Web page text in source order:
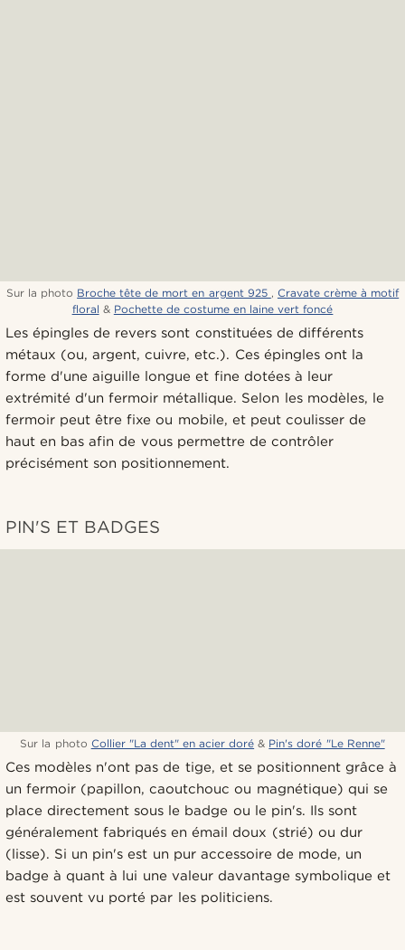
Sur la photo Broche tête de mort en argent 925 , Cravate crème à motif
floral & Pochette de costume en laine vert foncé
Les épingles de revers sont constituées de différents
métaux (ou, argent, cuivre, etc.). Ces épingles ont la
forme d'une aiguille longue et fine dotées à leur
extrémité d'un fermoir métallique. Selon les modèles, le
fermoir peut être fixe ou mobile, et peut coulisser de
haut en bas afin de vous permettre de contrôler
précisément son positionnement.
PIN'S ET BADGES
Sur la photo Collier "La dent" en acier doré & Pin's doré "Le Renne"
Ces modèles n'ont pas de tige, et se positionnent grâce à
un fermoir (papillon, caoutchouc ou magnétique) qui se
place directement sous le badge ou le pin's. Ils sont
généralement fabriqués en émail doux (strié) ou dur
(lisse). Si un pin's est un pur accessoire de mode, un
badge à quant à lui une valeur davantage symbolique et
est souvent vu porté par les politiciens.